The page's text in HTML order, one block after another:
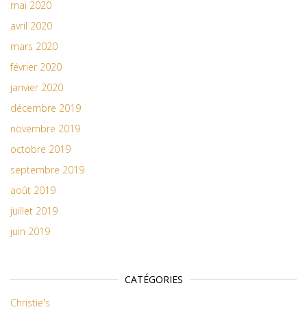
mai 2020
avril 2020
mars 2020
février 2020
janvier 2020
décembre 2019
novembre 2019
octobre 2019
septembre 2019
août 2019
juillet 2019
juin 2019
CATÉGORIES
Christie's